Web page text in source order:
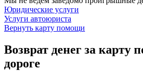
Юридические услуги
Услуги автоюриста
Вернуть карту помощи
Возврат денег за карту
дороге